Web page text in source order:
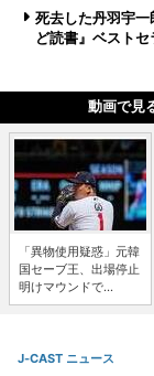
死去した丹羽宇
ど読書』ベストセ
動画で見
「異物使用疑惑」元韓
国セーブ王、出場停止
明けマウンドで...
J-CAST ニュース